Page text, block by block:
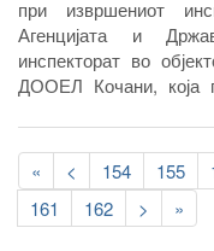
при извршениот
Агенцијата и
инспекторат во
ДООЕЛ Кочани, која
беа затруени
Pagination
First
page
«
Previous
page
< Page
154 Page
155
Page
161 Page
162
Следна
страна
>
Last
page
»